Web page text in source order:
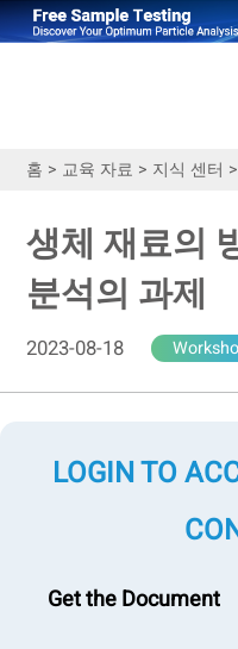
홈 > 교육 자료 > 지식 센터 >
생체 재료의
분석의 과제
2023-08-18
LOGIN TO
Get the Document